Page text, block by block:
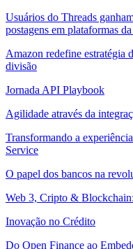
Usuários do Threads
postagens em plataformas
Amazon redefine estratégia
divisão
Jornada API Playbook
Agilidade através da
Transformando a
Service
O papel dos bancos na
Web 3, Cripto &
Inovação no Crédito
Do Open Finance ao